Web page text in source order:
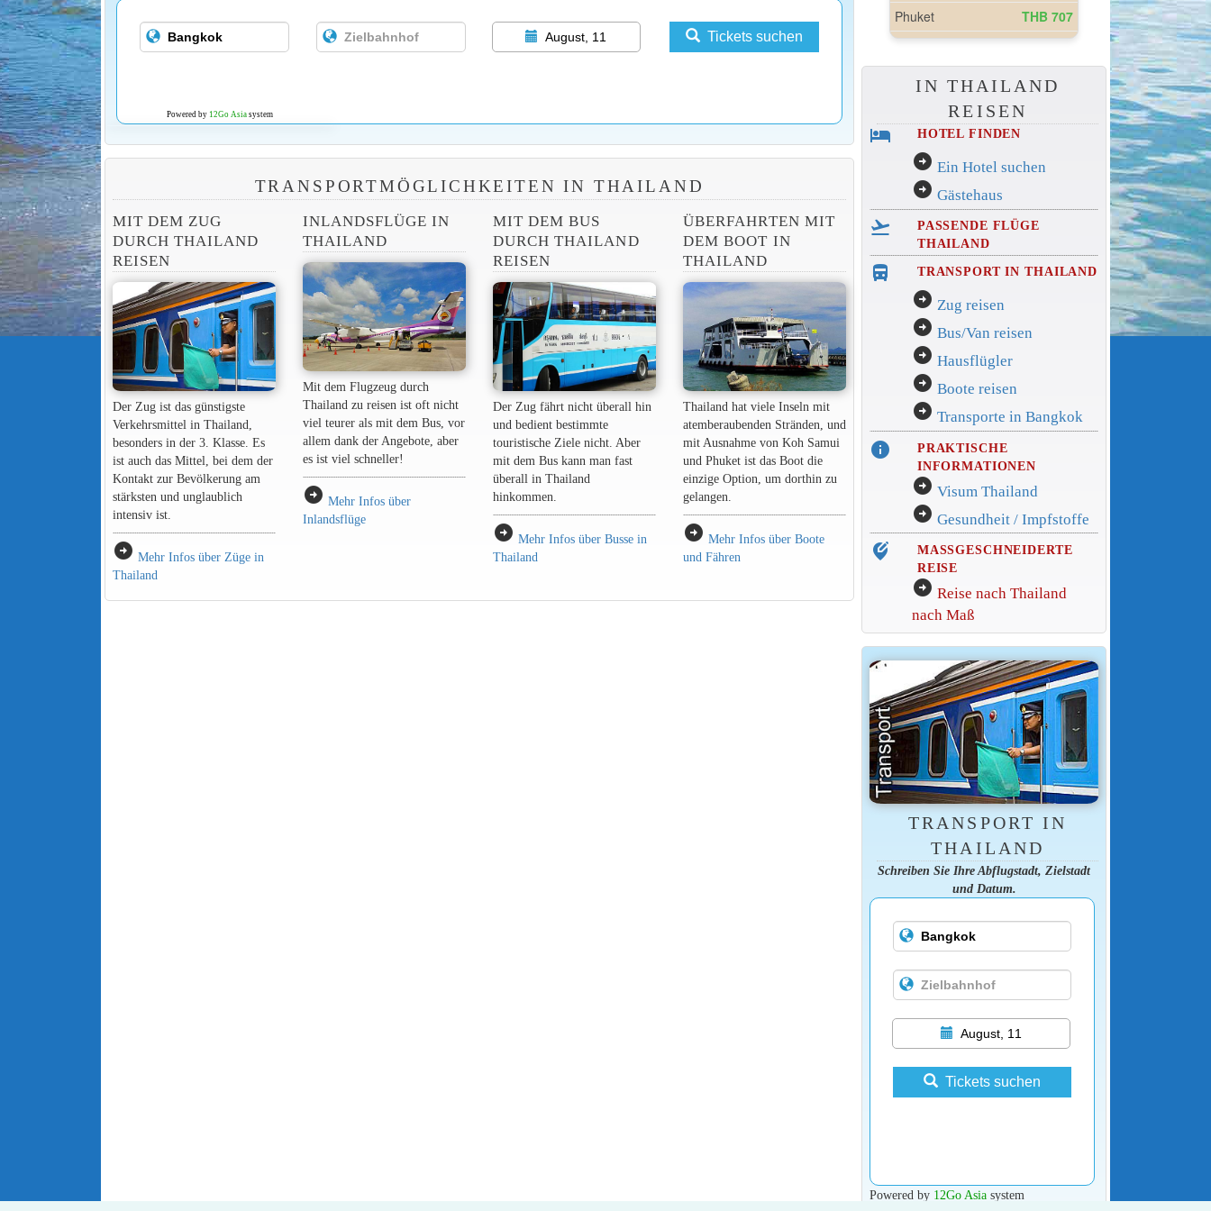
August, 11 Tickets suchen
Powered by 12Go Asia system
TRANSPORTMÖGLICHKEITEN IN THAILAND
MIT DEM ZUG
DURCH THAILAND
REISEN
Der Zug ist das günstigste
Verkehrsmittel in Thailand,
besonders in der 3. Klasse. Es
ist auch das Mittel, bei dem der
Kontakt zur Bevölkerung am
stärksten und unglaublich
intensiv ist.
arrow_circle_right Mehr Infos über Züge in
Thailand
INLANDSFLÜGE IN
THAILAND
Mit dem Flugzeug durch
Thailand zu reisen ist oft nicht
viel teurer als mit dem Bus, vor
allem dank der Angebote, aber
es ist viel schneller!
arrow_circle_right Mehr Infos über
Inlandsflüge
MIT DEM BUS
DURCH THAILAND
REISEN
Der Zug fährt nicht überall hin
und bedient bestimmte
touristische Ziele nicht. Aber
mit dem Bus kann man fast
überall in Thailand
hinkommen.
arrow_circle_right Mehr Infos über Busse in
Thailand
ÜBERFAHRTEN MIT
DEM BOOT IN
THAILAND
Thailand hat viele Inseln mit
atemberaubenden Stränden, und
mit Ausnahme von Koh Samui
und Phuket ist das Boot die
einzige Option, um dorthin zu
gelangen.
arrow_circle_right Mehr Infos über Boote
und Fähren
IN THAILAND
REISEN
hotel HOTEL FINDEN
arrow_circle_right Ein Hotel suchen
arrow_circle_right Gästehaus
flight_takeoff
PASSENDE FLÜGE
THAILAND
directions_bus_filled TRANSPORT IN THAILAND
arrow_circle_right Zug reisen
arrow_circle_right Bus/Van reisen
arrow_circle_right Hausflügler
arrow_circle_right Boote reisen
arrow_circle_right Transporte in Bangkok
info
PRAKTISCHE
INFORMATIONEN
arrow_circle_right Visum Thailand
arrow_circle_right Gesundheit / Impfstoffe
edit_location_alt
MASSGESCHNEIDERTE
REISE
arrow_circle_right Reise nach Thailand
nach Maß
TRANSPORT IN
THAILAND
Schreiben Sie Ihre Abflugstadt, Zielstadt
und Datum.
August, 11
Tickets suchen
Powered by 12Go Asiasystem